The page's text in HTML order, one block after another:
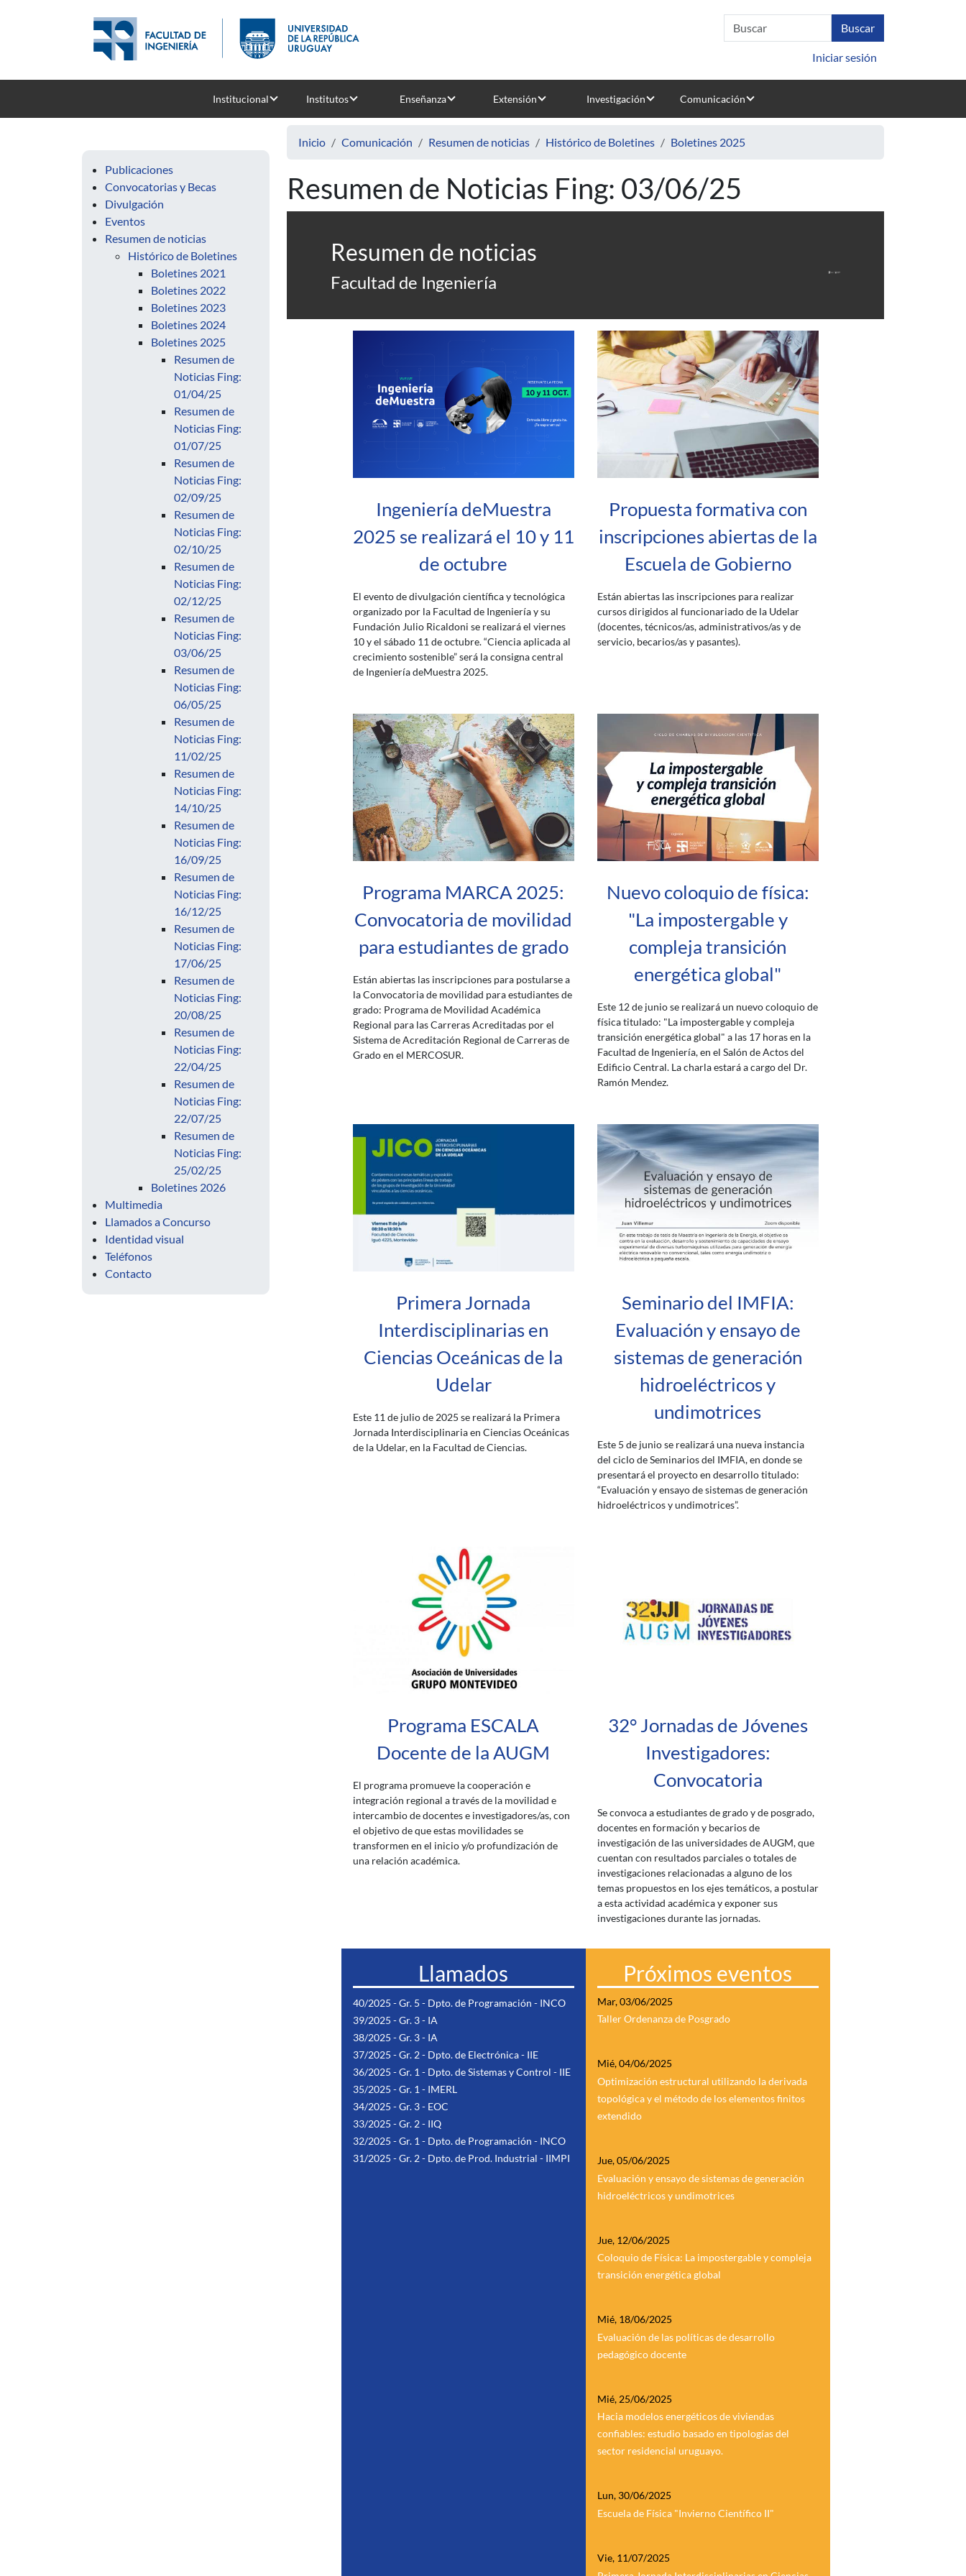
Iniciar sesión
Institucional Institutos Enseñanza Extensión Investigación Comunicación
Publicaciones
Convocatorias y Becas
Divulgación
Eventos
Resumen de noticias
Histórico de Boletines
Boletines 2021
Boletines 2022
Boletines 2023
Boletines 2024
Boletines 2025
Resumen de
Noticias Fing:
01/04/25
Resumen de
Noticias Fing:
01/07/25
Resumen de
Noticias Fing:
02/09/25
Resumen de
Noticias Fing:
02/10/25
Resumen de
Noticias Fing:
02/12/25
Resumen de
Noticias Fing:
03/06/25
Resumen de
Noticias Fing:
06/05/25
Resumen de
Noticias Fing:
11/02/25
Resumen de
Noticias Fing:
14/10/25
Resumen de
Noticias Fing:
16/09/25
Resumen de
Noticias Fing:
16/12/25
Resumen de
Noticias Fing:
17/06/25
Resumen de
Noticias Fing:
20/08/25
Resumen de
Noticias Fing:
22/04/25
Resumen de
Noticias Fing:
22/07/25
Resumen de
Noticias Fing:
25/02/25
Boletines 2026
Multimedia
Llamados a Concurso
Identidad visual
Teléfonos
Contacto
Inicio Comunicación Resumen de noticias Histórico de Boletines Boletines 2025
Resumen de Noticias Fing: 03/06/25
Resumen de noticias
Facultad de Ingeniería
Ingeniería deMuestra
2025 se realizará el 10 y 11
de octubre
El evento de divulgación científica y tecnológica
organizado por la Facultad de Ingeniería y su
Fundación Julio Ricaldoni se realizará el viernes
10 y el sábado 11 de octubre. “Ciencia aplicada al
crecimiento sostenible” será la consigna central
de Ingeniería deMuestra 2025.
Propuesta formativa con
inscripciones abiertas de la
Escuela de Gobierno
Están abiertas las inscripciones para realizar
cursos dirigidos al funcionariado de la Udelar
(docentes, técnicos/as, administrativos/as y de
servicio, becarios/as y pasantes).
Programa MARCA 2025:
Convocatoria de movilidad
para estudiantes de grado
Están abiertas las inscripciones para postularse a
la Convocatoria de movilidad para estudiantes de
grado: Programa de Movilidad Académica
Regional para las Carreras Acreditadas por el
Sistema de Acreditación Regional de Carreras de
Grado en el MERCOSUR.
Nuevo coloquio de física:
"La impostergable y
compleja transición
energética global"
Este 12 de junio se realizará un nuevo coloquio de
física titulado: "La impostergable y compleja
transición energética global" a las 17 horas en la
Facultad de Ingeniería, en el Salón de Actos del
Edificio Central. La charla estará a cargo del Dr.
Ramón Mendez.
Primera Jornada
Interdisciplinarias en
Ciencias Oceánicas de la
Udelar
Este 11 de julio de 2025 se realizará la Primera
Jornada Interdisciplinaria en Ciencias Oceánicas
de la Udelar, en la Facultad de Ciencias.
Seminario del IMFIA:
Evaluación y ensayo de
sistemas de generación
hidroeléctricos y
undimotrices
Este 5 de junio se realizará una nueva instancia
del ciclo de Seminarios del IMFIA, en donde se
presentará el proyecto en desarrollo titulado:
“Evaluación y ensayo de sistemas de generación
hidroeléctricos y undimotrices”.
Programa ESCALA
Docente de la AUGM
El programa promueve la cooperación e
integración regional a través de la movilidad e
intercambio de docentes e investigadores/as, con
el objetivo de que estas movilidades se
transformen en el inicio y/o profundización de
una relación académica.
32° Jornadas de Jóvenes
Investigadores:
Convocatoria
Se convoca a estudiantes de grado y de posgrado,
docentes en formación y becarios de
investigación de las universidades de AUGM, que
cuentan con resultados parciales o totales de
investigaciones relacionadas a alguno de los
temas propuestos en los ejes temáticos, a postular
a esta actividad académica y exponer sus
investigaciones durante las jornadas.
Llamados
40/2025 - Gr. 5 - Dpto. de Programación - INCO
39/2025 - Gr. 3 - IA
38/2025 - Gr. 3 - IA
37/2025 - Gr. 2 - Dpto. de Electrónica - IIE
36/2025 - Gr. 1 - Dpto. de Sistemas y Control - IIE
35/2025 - Gr. 1 - IMERL
34/2025 - Gr. 3 - EOC
33/2025 - Gr. 2 - IIQ
32/2025 - Gr. 1 - Dpto. de Programación - INCO
31/2025 - Gr. 2 - Dpto. de Prod. Industrial - IIMPI
Próximos eventos
Mar, 03/06/2025
Taller Ordenanza de Posgrado
Mié, 04/06/2025
Optimización estructural utilizando la derivada
topológica y el método de los elementos finitos
extendido
Jue, 05/06/2025
Evaluación y ensayo de sistemas de generación
hidroeléctricos y undimotrices
Jue, 12/06/2025
Coloquio de Física: La impostergable y compleja
transición energética global
Mié, 18/06/2025
Evaluación de las políticas de desarrollo
pedagógico docente
Mié, 25/06/2025
Hacia modelos energéticos de viviendas
confiables: estudio basado en tipologías del
sector residencial uruguayo.
Lun, 30/06/2025
Escuela de Física "Invierno Científico II"
Vie, 11/07/2025